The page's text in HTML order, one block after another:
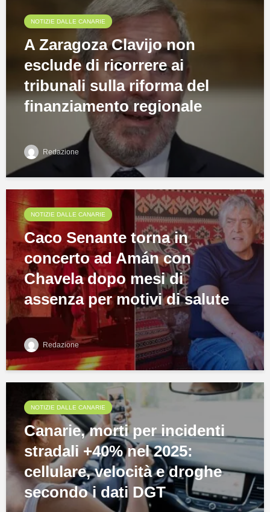
NOTIZIE DALLE CANARIE
A Zaragoza Clavijo non
esclude di ricorrere ai
tribunali sulla riforma del
finanziamento regionale
Redazione
NOTIZIE DALLE CANARIE
Caco Senante torna in
concerto ad Amán con
Chavela dopo mesi di
assenza per motivi di salute
Redazione
NOTIZIE DALLE CANARIE
Canarie, morti per incidenti
stradali +40% nel 2025:
cellulare, velocità e droghe
secondo i dati DGT